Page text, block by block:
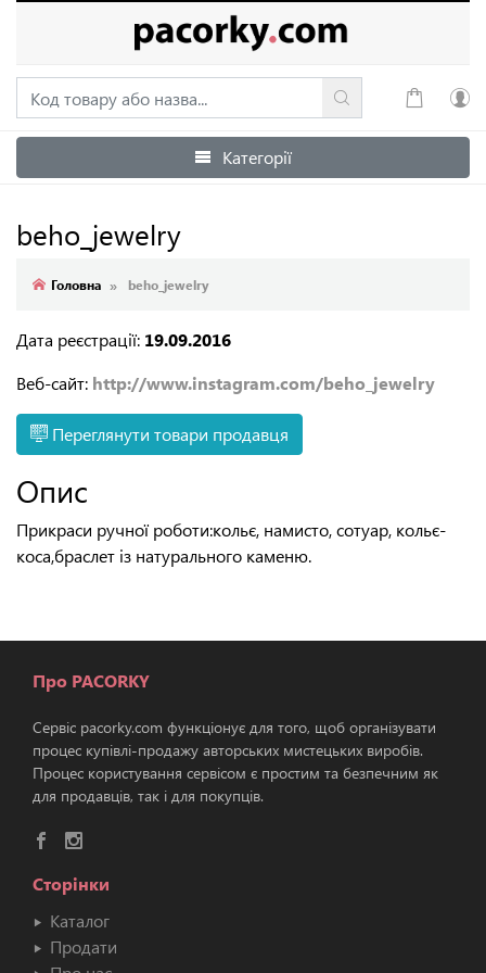
Увійти
Категорії
beho_jewelry
Головна beho_jewelry
Дата реєстрації: 19.09.2016
Веб-сайт: http://www.instagram.com/beho_jewelry
Переглянути товари продавця
Опис
Прикраси ручної роботи:кольє, намисто, сотуар, кольє-
коса,браслет із натурального каменю.
Про PACORKY
Сервіс pacorky.com функціонує для того, щоб організувати
процес купівлі-продажу авторських мистецьких виробів.
Процес користування сервісом є простим та безпечним як
для продавців, так і для покупців.
Сторінки
Каталог
Продати